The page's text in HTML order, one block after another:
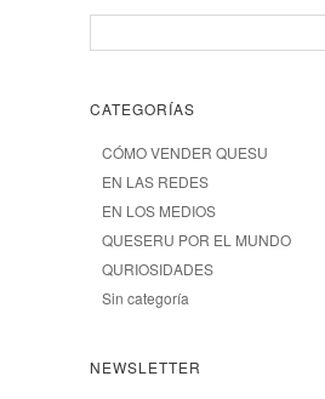
CATEGORÍAS
CÓMO VENDER QUESU
EN LAS REDES
EN LOS MEDIOS
QUESERU POR EL MUNDO
QURIOSIDADES
Sin categoría
NEWSLETTER